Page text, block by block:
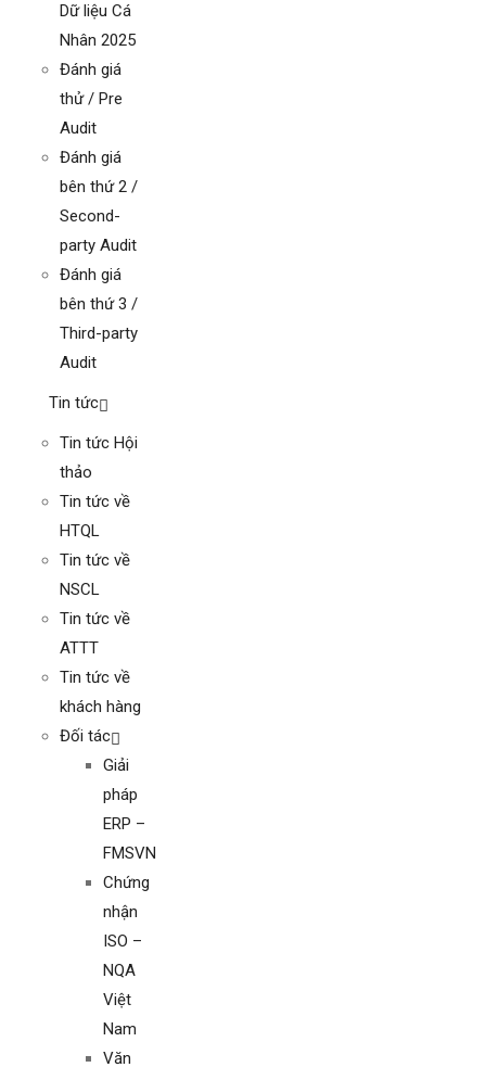
Dữ liệu Cá
Nhân 2025
Đánh giá
thử / Pre
Audit
Đánh giá
bên thứ 2 /
Second-
party Audit
Đánh giá
bên thứ 3 /
Third-party
Audit
Tin tức
Tin tức Hội
thảo
Tin tức về
HTQL
Tin tức về
NSCL
Tin tức về
ATTT
Tin tức về
khách hàng
Đối tác
Giải
pháp
ERP –
FMSVN
Chứng
nhận
ISO –
NQA
Việt
Nam
Văn